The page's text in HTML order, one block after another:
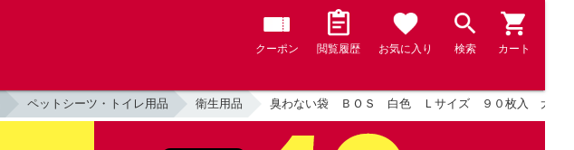
クーポン 閲覧履歴 お気に入り 検索 カート
ペットシーツ・トイレ用品 衛生用品 臭わない袋 ＢＯＳ 白色 Ｌサイズ ９０枚入 犬 猫